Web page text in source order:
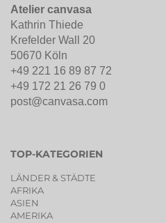
Atelier canvasa
Kathrin Thiede
Krefelder Wall 20
50670 Köln
+49 221 16 89 87 72
+49 172 21 26 79 0
post@canvasa.com
TOP-KATEGORIEN
LÄNDER & STÄDTE
AFRIKA
ASIEN
AMERIKA